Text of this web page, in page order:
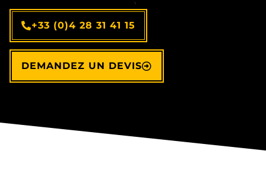
+33 (0)4 28 31 41 15
DEMANDEZ UN DEVIS